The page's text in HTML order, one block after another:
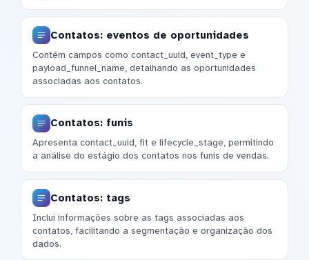
Contatos: eventos de oportunidades
Contém campos como contact_uuid, event_type e
payload_funnel_name, detalhando as oportunidades
associadas aos contatos.
Contatos: funis
Apresenta contact_uuid, fit e lifecycle_stage, permitindo
a análise do estágio dos contatos nos funis de vendas.
Contatos: tags
Inclui informações sobre as tags associadas aos
contatos, facilitando a segmentação e organização dos
dados.